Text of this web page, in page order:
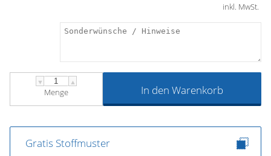
inkl. MwSt.
▼ ▲
Menge In den Warenkorb
Gratis Stoffmuster